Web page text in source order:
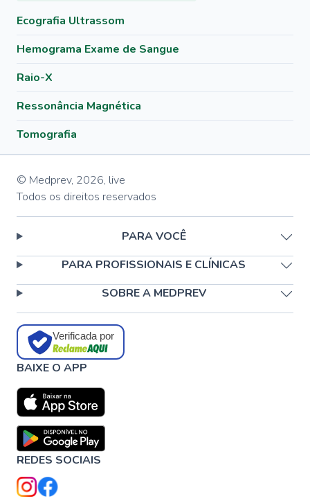
Ecografia Ultrassom
Hemograma Exame de Sangue
Raio-X
Ressonância Magnética
Tomografia
© Medprev, 2026, live
Todos os direitos reservados
PARA VOCÊ
PARA PROFISSIONAIS E CLÍNICAS
SOBRE A MEDPREV
Verificada por
BAIXE O APP
REDES SOCIAIS